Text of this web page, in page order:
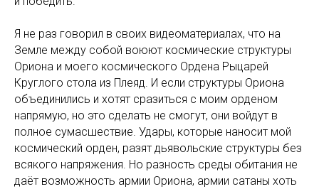
Я не раз говорил в своих видеоматериалах, что на
Земле между собой воюют космические структуры
Ориона и моего космического Ордена Рыцарей
Круглого стола из Плеяд. И если структуры Ориона
объединились и хотят сразиться с моим орденом
напрямую, но это сделать не смогут, они войдут в
полное сумасшествие. Удары, которые наносит мой
космический орден, разят дьявольские структуры без
всякого напряжения. Но разность среды обитания не
даёт возможность армии Ориона, армии сатаны хоть